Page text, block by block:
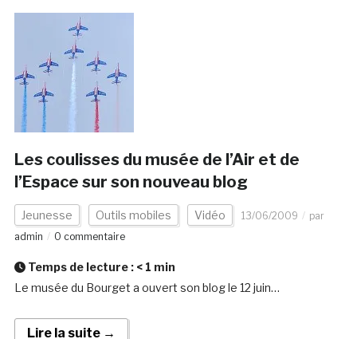
Les coulisses du musée de l’Air et de
l’Espace sur son nouveau blog
Jeunesse Outils mobiles Vidéo 13/06/2009
par
admin
0 commentaire
Temps de lecture : < 1 min
Le musée du Bourget a ouvert son blog le 12 juin…
Lire la suite →